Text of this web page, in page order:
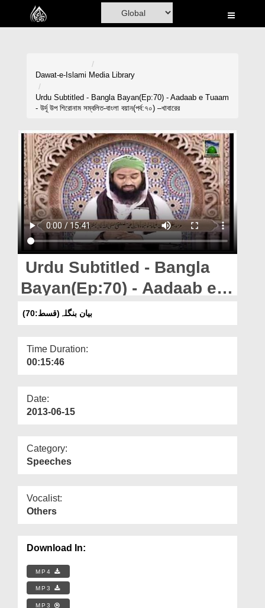
Home
Madani Channel
Volunteer Portal
Rohani Ilaj
Donation
Blog
Magazine
Departments
Our Websites
More
Dawat-e-Islami Media Library
Urdu Subtitled - Bangla Bayan(Ep:70) - Aadaab e Tuaam
- উর্দূ উপ শিরোনাম সম্বলিত-বাংলা বয়ান(পর্ব:৭০) –খাবারের
Urdu Subtitled - Bangla
Bayan(Ep:70) - Aadaab e
Tuaam - উর্দূ উপ শিরোনাম সম্বলিত-
(70:بیان بنگلہ(قسط
Time Duration:
00:15:46
Date:
2013-06-15
Category:
Speeches
Vocalist:
Others
Download In:
MP4
MP3
MP3